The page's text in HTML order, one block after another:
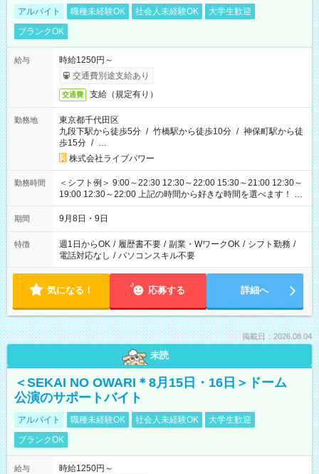
アルバイト 職種未経験OK 社会人未経験OK
大学生歓迎
ブランクOK
給与
時給1250円～
交通費別途支給あり
交通費 支給（規定有り）
勤務地
東京都千代田区
九段下駅から徒歩5分 / 竹橋駅から徒歩10分 / 神保町駅から徒
歩15分 / …
株式会社ライブパワー
勤務時間
＜シフト例＞ 9:00～22:30 12:30～22:00 15:30～21:00 12:30～
19:00 12:30～22:00 上記の時間から好きな時間を選べます！ ※
時間は変更となる可能性があります
期間 9月8日・9日
特徴 週1日からOK / 履歴書不要 / 副業・WワークOK / シフト勤務 /
電話対応なし / パソコンスキル不要
気になる！ 応募する 詳細へ
掲載日：2026.08.04
未読
＜SEKAI NO OWARI＊8月15日・16日＞ドーム
公演のサポートバイト
アルバイト 職種未経験OK 社会人未経験OK
大学生歓迎
ブランクOK
給与
時給1250円～